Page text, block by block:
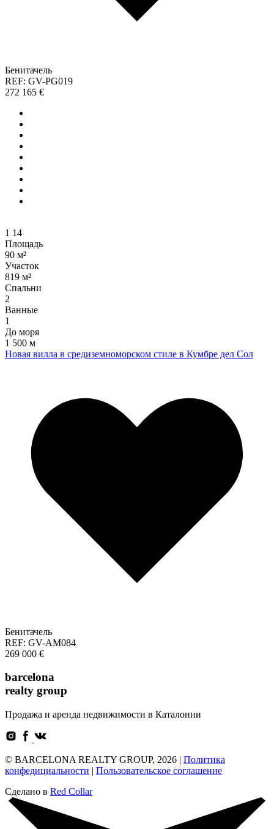
Бенитачель
REF: GV-PG019
272 165 €
1 14
Площадь
90 м²
Участок
819 м²
Спальни
2
Ванные
1
До моря
1 500 м
Новая вилла в средиземноморском стиле в Кумбре дел Сол
Бенитачель
REF: GV-AM084
269 000 €
barcelona
realty group
Продажа и аренда недвижимости в Каталонии
© BARCELONA REALTY GROUP, 2026 | Политика
конфедициальности | Пользовательское соглашение
Сделано в Red Collar